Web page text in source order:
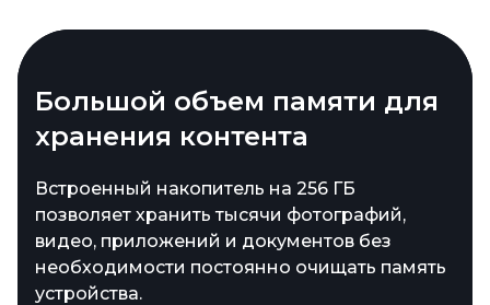
Стильный дизайн для
современного пользователя
Смартфон получил эффектный корпус в
цвете Meteor Silver, который подчеркивает
премиальный стиль устройства. Тонкий
профиль и эргономичная форма делают
Honor 400 удобным для ежедневного
Большой объем памяти для
хранения контента
Встроенный накопитель на 256 ГБ
позволяет хранить тысячи фотографий,
видео, приложений и документов без
необходимости постоянно очищать память
устройства.